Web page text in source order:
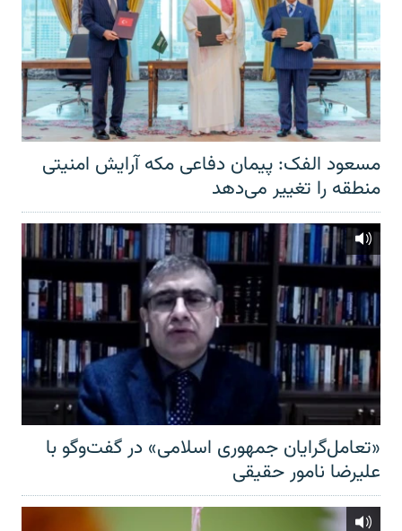
مسعود الفک: پیمان دفاعی مکه آرایش امنیتی
منطقه را تغییر می‌دهد
«تعامل‌گرایان جمهوری اسلامی» در گفت‌وگو با
علیرضا نامور حقیقی